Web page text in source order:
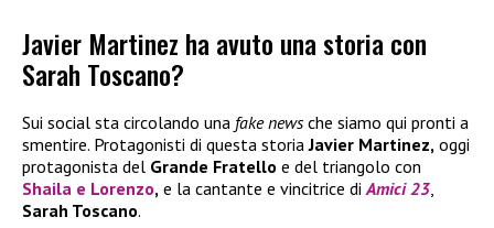
Javier Martinez ha avuto una storia con
Sarah Toscano?
Sui social sta circolando una fake newsche siamo qui pronti a
smentire. Protagonisti di questa storiaJavier Martinez, oggi
protagonista del Grande Fratello e del triangolo con
Shaila e Lorenzo, e la cantante e vincitrice di Amici 23
Sarah Toscano.